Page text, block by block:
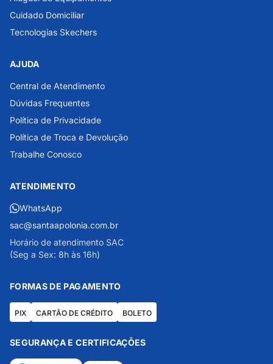
Cuidado Domiciliar
Tecnologias Skechers
AJUDA
Central de Atendimento
Dúvidas Frequentes
Política de Privacidade
Política de Troca e Devolução
Trabalhe Conosco
ATENDIMENTO
WhatsApp
sac@santaapolonia.com.br
Horário de atendimento SAC
(Seg a Sex: 8h às 16h)
FORMAS DE PAGAMENTO
PIX CARTÃO DE CRÉDITO BOLETO
SEGURANÇA E CERTIFICAÇÕES